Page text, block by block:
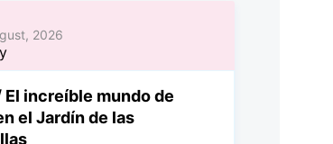
2026
El increíble mundo de
el Jardín de las